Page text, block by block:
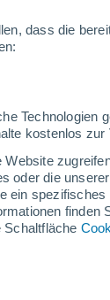
dass die
Technologien
kostenlos zur
oder die
ein
finden
Schaltfläche
Morgen
7. Aug